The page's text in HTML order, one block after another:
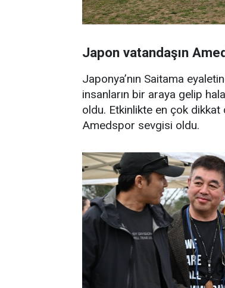
Japon vatandaşın
Japonya’nın Saitama
insanların bir araya gelip
oldu. Etkinlikte en çok
Amedspor sevgisi oldu.